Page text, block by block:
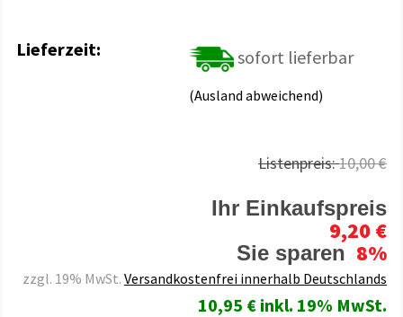
Lieferzeit: sofort lieferbar
(Ausland abweichend)
Listenpreis:10,00 €
Ihr Einkaufspreis
9,20 €
Sie sparen 8%
zzgl. 19% MwSt. Versandkostenfrei innerhalb Deutschlands
10,95 € inkl. 19% MwSt.